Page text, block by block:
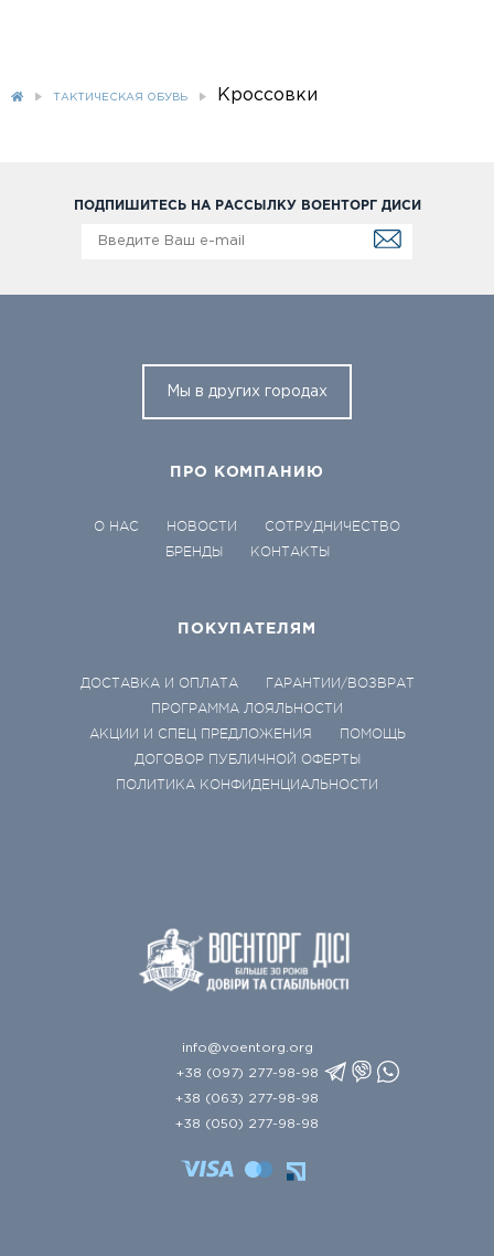
ТАКТИЧЕСКАЯ ОБУВЬ Кроссовки
ПОДПИШИТЕСЬ НА РАССЫЛКУ ВОЕНТОРГ ДИСИ
Мы в других городах
ПРО КОМПАНИЮ
О НАС НОВОСТИ
СОТРУДНИЧЕСТВО
БРЕНДЫ
КОНТАКТЫ
ПОКУПАТЕЛЯМ
ДОСТАВКА И ОПЛАТА
ГАРАНТИИ/ВОЗВРАТ
ПРОГРАММА ЛОЯЛЬНОСТИ
АКЦИИ И СПЕЦ ПРЕДЛОЖЕНИЯ
ПОМОЩЬ
ДОГОВОР ПУБЛИЧНОЙ ОФЕРТЫ
ПОЛИТИКА КОНФИДЕНЦИАЛЬНОСТИ
info@voentorg.org
+38 (097) 277-98-98
+38 (063) 277-98-98
+38 (050) 277-98-98